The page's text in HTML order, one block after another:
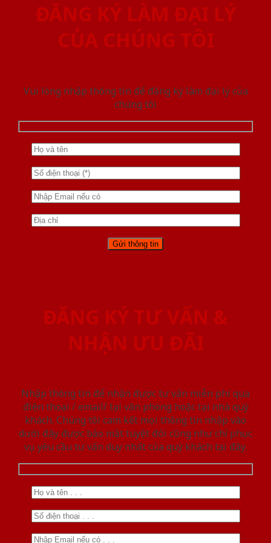
ĐĂNG KÝ LÀM ĐẠI LÝ
CỦA CHÚNG TÔI
Vui lòng nhập thông tin để đăng ký làm đại lý của
chúng tôi
ĐĂNG KÝ TƯ VẤN &
NHẬN ƯU ĐÃI
Nhập thông tin để nhận được tư vấn miễn phí qua
điện thoại / email/ tại văn phòng hoặc tại nhà quý
khách. Chúng tôi cam kết mọi thông tin nhập vào
dưới đây được bảo mật tuyệt đối cũng như chỉ phục
vụ yêu cầu tư vấn duy nhất của quý khách tại đây.